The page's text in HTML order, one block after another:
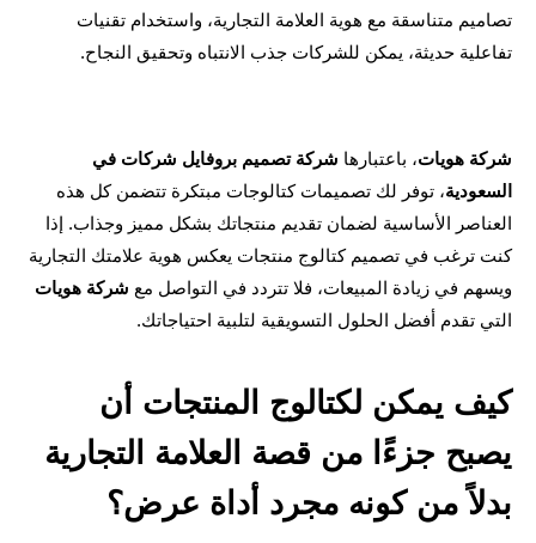
تصاميم متناسقة مع هوية العلامة التجارية، واستخدام تقنيات
حديثة، يمكن للشركات جذب الانتباه وتحقيق النجاح.
هويات ، باعتبارها
شركة تصميم بروفايل شركات في
، توفر لك تصميمات كتالوجات مبتكرة تتضمن كل هذه
كنت ترغب في تصميم كتالوج منتجات يعكس هوية علامتك التجارية
في زيادة المبيعات، فلا تتردد في التواصل مع شركة هويات
تقدم أفضل الحلول التسويقية لتلبية احتياجاتك.
كيف يمكن لكتالوج المنتجات أن
يصبح جزءًا من قصة العلامة التجارية
من كونه مجرد أداة عرض؟